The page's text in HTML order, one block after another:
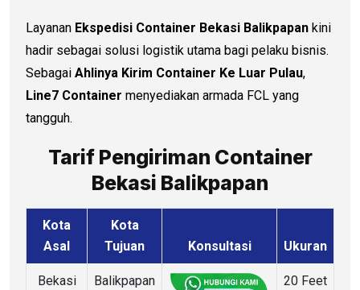
Layanan Ekspedisi Container Bekasi Balikpapan kini
hadir sebagai solusi logistik utama bagi pelaku bisnis.
Sebagai Ahlinya Kirim Container Ke Luar Pulau,
Line7 Container menyediakan armada FCL yang
tangguh.
Tarif Pengiriman Container
Bekasi Balikpapan
Kota
Asal
Kota
Tujuan
Konsultasi Ukuran
Bekasi Balikpapan 20 Feet